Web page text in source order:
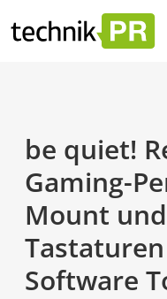
be quiet!
Gaming-
Mount
Software